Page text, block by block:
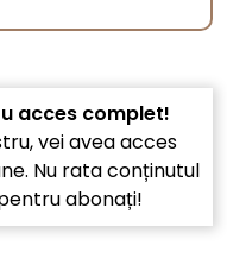
acces complet!
vei avea acces
Nu rata conținutul
abonați!